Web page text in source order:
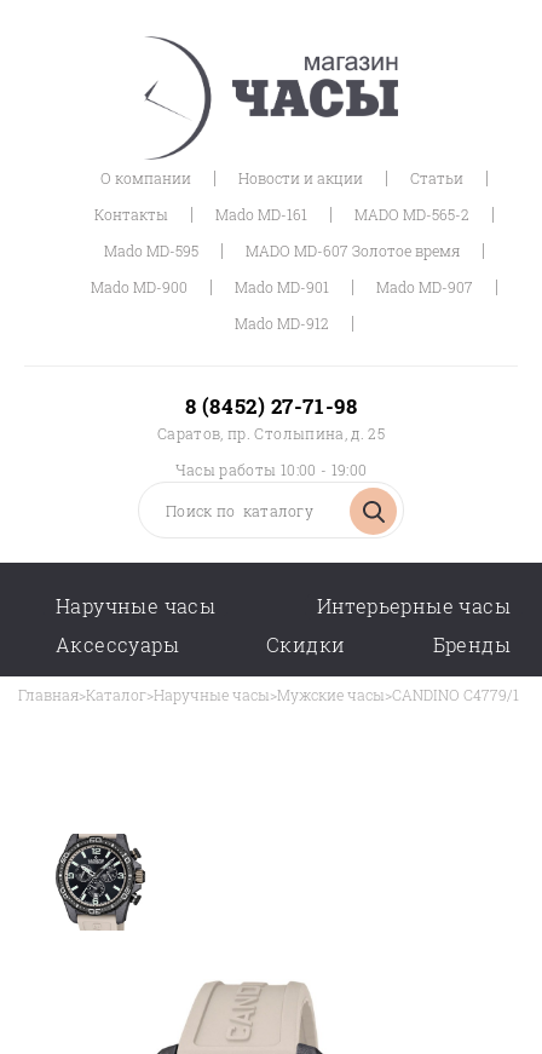
О компании | Новости и акции | Статьи |
Контакты | Mado MD-161 | MADO MD-565-2 |
Mado MD-595 | MADO MD-607 Золотое время |
Mado MD-900 | Mado MD-901 | Mado MD-907 |
Mado MD-912 |
8 (8452) 27-71-98
Саратов, пр. Столыпина, д. 25
Часы работы 10:00 - 19:00
Наручные часы
Интерьерные часы
Аксессуары
Скидки Бренды
Главная>Каталог>Наручные часы>Мужские часы>CANDINO C4779/1